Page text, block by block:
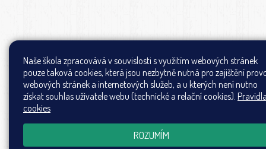
Naše škola zpracovává v souvislosti s využitím webových stránek
pouze taková cookies, která jsou nezbytně nutná pro zajištění
webových stránek a internetových služeb, a u kterých není nutno
získat souhlas uživatele webu (technické a relační cookies).
cookies
ROZUMÍM